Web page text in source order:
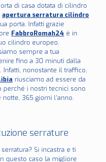
di casa dotata di cilindro
apertura serratura cilindro
porta. Infatti grazie
FabbroRomah24 è in
cilindro europeo.
sempre a tua
fino a 30 minuti dalla
. Infatti, nonostante il traffico,
riusciamo ad essere da
i nostri tecnici sono
365 giorni l’anno.
serrature
Si incastra e ti
questo caso la migliore